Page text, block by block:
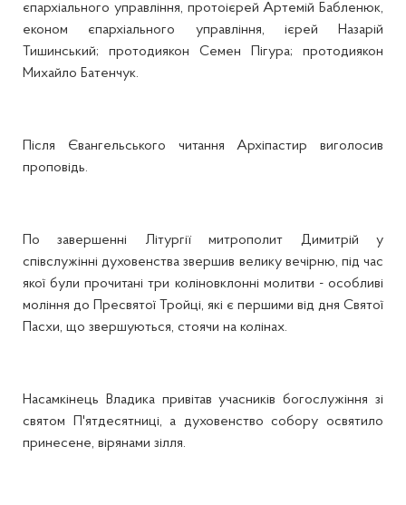
єпархіального управління, протоієрей Артемій Бабленюк,
економ єпархіального управління, ієрей Назарій
Тишинський; протодиякон Семен Пігура; протодиякон
Михайло Батенчук.
Після Євангельського читання Архіпастир виголосив
проповідь.
По завершенні Літургії митрополит Димитрій у
співслужінні духовенства звершив велику вечірню, під час
якої були прочитані три коліновклонні молитви - особливі
моління до Пресвятої Тройці, які є першими від дня Святої
Пасхи, що звершуються, стоячи на колінах.
Насамкінець Владика привітав учасників богослужіння зі
святом П'ятдесятниці, а духовенство собору освятило
принесене, вірянами зілля.